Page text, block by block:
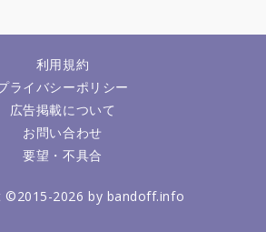
利用規約
ライバシーポリシー
広告掲載について
お問い合わせ
要望・不具合
©2015-2026 by bandoff.info